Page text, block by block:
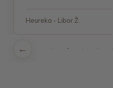
Heureka - Libor Ž.